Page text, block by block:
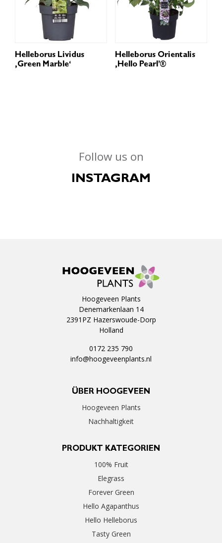
Helleborus Lividus
‚Green Marble‘
Helleborus Orientalis
‚Hello Pearl’®
Follow us on
INSTAGRAM
Hoogeveen Plants
Denemarkenlaan 14
2391PZ Hazerswoude-Dorp
Holland
0172 235 790
info@hoogeveenplants.nl
ÜBER HOOGEVEEN
Hoogeveen Plants
Nachhaltigkeit
PRODUKT KATEGORIEN
100% Fruit
Elegrass
Forever Green
Hello Agapanthus
Hello Helleborus
Tasty Green